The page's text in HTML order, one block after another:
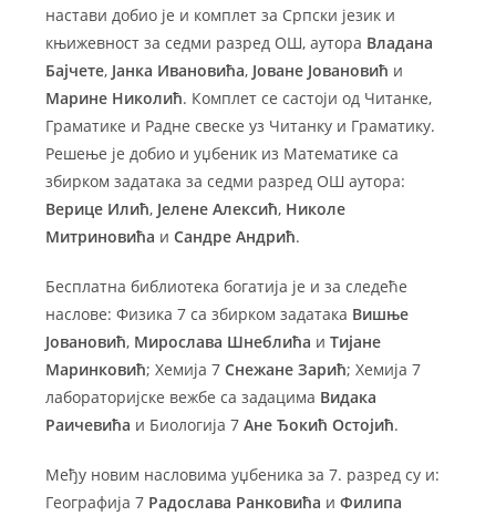
настави добио је и комплет за Српски језик и
књижевност за седми разред ОШ, аутора Владана
Бајчете, Јанка Ивановића, Јоване Јовановић и
Марине Николић. Комплет се састоји од Читанке,
Граматике и Радне свеске уз Читанку и Граматику.
Решење је добио и уџбеник из Математике са
збирком задатака за седми разред ОШ аутора:
Верице Илић, Јелене Алексић, Николе
Митриновића иСандре Андрић.
Бесплатна библиотека богатија је и за следеће
наслове: Физика 7 са збирком задатака Вишње
Јовановић, Мирослава Шнеблића иТијане
Маринковић; Хемија 7Снежане Зарић; Хемија 7
лабораторијске вежбе са задацима Видака
Раичевића и Биологија 7Ане Ђокић Остојић.
Међу новим насловима уџбеника за 7. разред су и:
Географија 7 Радослава Ранковића иФилипа